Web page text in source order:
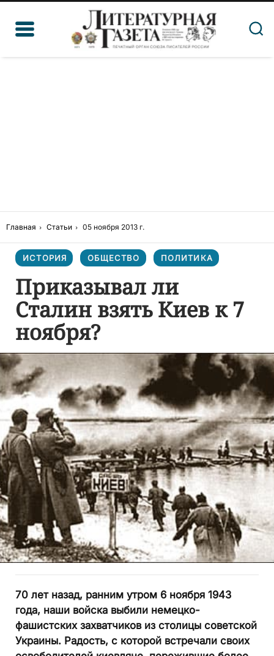
Главная Статьи 05 ноября 2013 г.
ИСТОРИЯ ОБЩЕСТВО ПОЛИТИКА
Приказывал ли
Сталин взять Киев к 7
ноября?
70 лет назад, ранним утром 6 ноября 1943
года, наши войска выбили немецко-
фашистских захватчиков из столицы советской
Украины. Радость, с которой встречали своих